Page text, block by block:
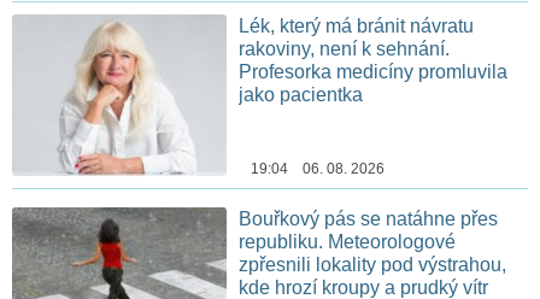
Lék, který má bránit návratu
rakoviny, není k sehnání.
Profesorka medicíny promluvila
jako pacientka
19:04 06. 08. 2026
Bouřkový pás se natáhne přes
republiku. Meteorologové
zpřesnili lokality pod výstrahou,
kde hrozí kroupy a prudký vítr